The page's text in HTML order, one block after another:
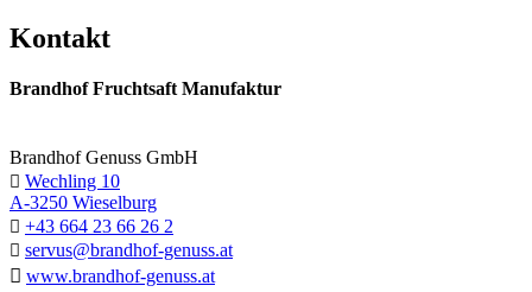
Kontakt
Brandhof Fruchtsaft Manufaktur
Brandhof Genuss GmbH
 Wechling 10
A-3250 Wieselburg
 +43 664 23 66 26 2
 servus@brandhof-genuss.at
 www.brandhof-genuss.at